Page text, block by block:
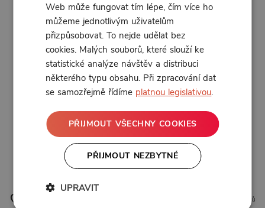
A i když čas letí, tak rozhodně ještě nekončíme.
Budeme vás moc rádi dál potkávat na živých
akcích a dělat vám společnost při vaření, na
cestách autem nebo kdekoliv ve vašich uších.
Děkujeme za dlouholetou podporu!
Vaši,
YouTube:https://youtu.be/sdGM0A54h5M?
si=UbOjVq_qW-SJwn-x
Spotify:
https://open.spotify.com/episode/5BLEeU2OUeL5
RWoMROEFVX?si=04b3329409f04916
4 komentářů
Web může fungovat tím lépe, čím více ho
můžeme jednotlivým uživatelům
přizpůsobovat. To nejde udělat bez
cookies. Malých souborů, které slouží ke
statistické analýze návštěv a distribuci
některého typu obsahu. Při zpracování dat
se samozřejmě řídíme platnou legislativou.
PŘIJMOUT VŠECHNY COOKIES
PŘIJMOUT NEZBYTNÉ
UPRAVIT